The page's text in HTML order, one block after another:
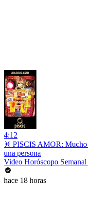
4:12
♓ PISCIS AMOR: Mucho
una persona
Video Horóscopo
hace 18 horas